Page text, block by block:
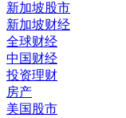
新加坡股市
新加坡财经
全球财经
中国财经
投资理财
房产
美国股市